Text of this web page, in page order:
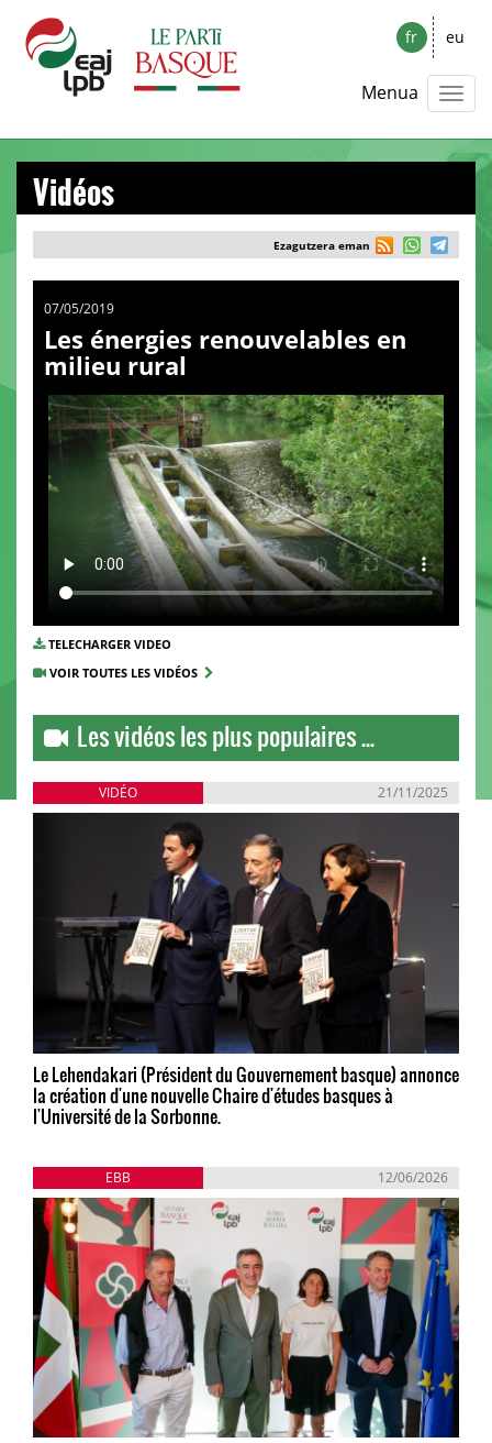
fr eu
Menua
Vidéos
Ezagutzera eman
07/05/2019
Les énergies renouvelables en
milieu rural
TELECHARGER VIDEO
VOIR TOUTES LES VIDÉOS
Les vidéos les plus populaires ...
VIDÉO 21/11/2025
Le Lehendakari (Président du Gouvernement basque) annonce
la création d'une nouvelle Chaire d'études basques à
l'Université de la Sorbonne.
EBB 12/06/2026